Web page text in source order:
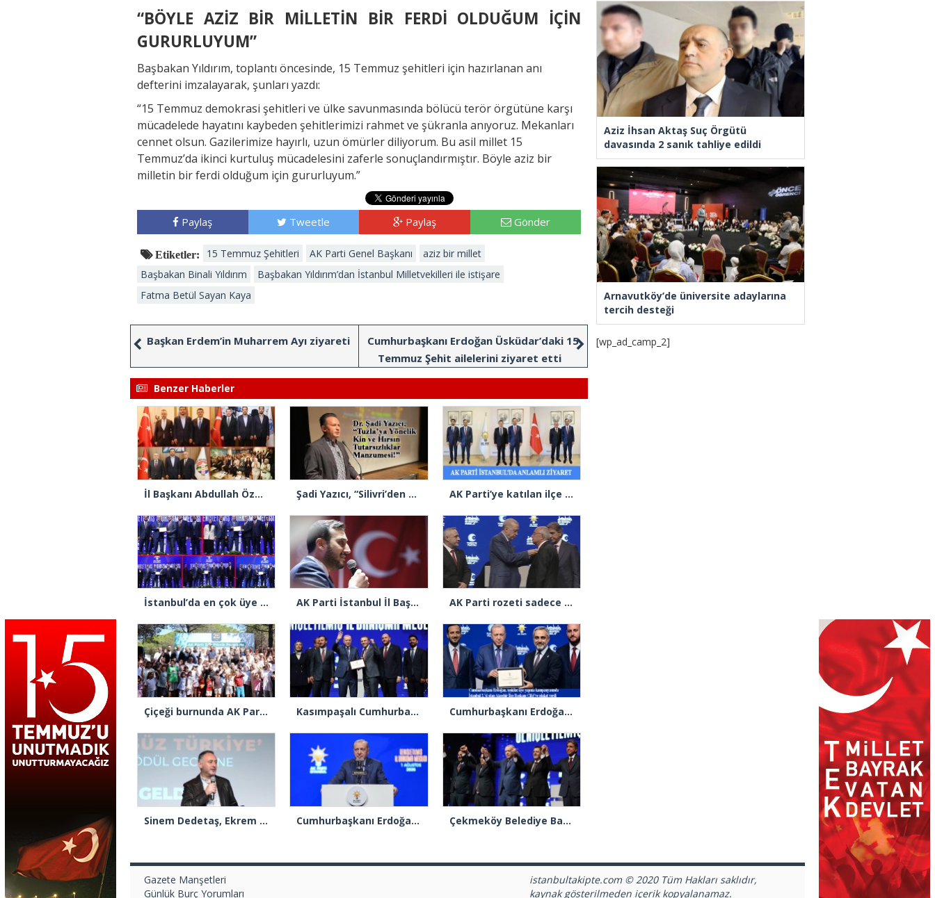
“BÖYLE AZİZ BİR MİLLETİN BİR FERDİ OLDUĞUM İÇİN
GURURLUYUM”
Başbakan Yıldırım, toplantı öncesinde, 15 Temmuz şehitleri için hazırlanan anı
defterini imzalayarak, şunları yazdı:
“15 Temmuz demokrasi şehitleri ve ülke savunmasında bölücü terör örgütüne karşı
mücadelede hayatını kaybeden şehitlerimizi rahmet ve şükranla anıyoruz. Mekanları
cennet olsun. Gazilerimize hayırlı, uzun ömürler diliyorum. Bu asil millet 15
Temmuz’da ikinci kurtuluş mücadelesini zaferle sonuçlandırmıştır. Böyle aziz bir
milletin bir ferdi olduğum için gururluyum.”
Paylaş Tweetle Paylaş Gönder
Etiketler: 15 Temmuz Şehitleri AK Parti Genel Başkanı
aziz bir millet
Başbakan Binali Yıldırım
Başbakan Yıldırım’dan İstanbul Milletvekilleri ile istişare
Fatma Betül Sayan Kaya
Başkan Erdem’in Muharrem Ayı ziyareti
Cumhurbaşkanı Erdoğan Üsküdar’daki 15
Temmuz Şehit ailelerini ziyaret etti
Benzer Haberler
İl Başkanı Abdullah Özdemir: “AK Parti’nin kapısı milletine hizmet etmek isteyen herkese açıktır” Şadi Yazıcı, “Silivri’den alınan talimatla hakkımda karalama kampanyası yürütülüyor” AK Parti’ye katılan ilçe belediye başkanlarından İl Başkanı Özdemir’e ziyaret
İstanbul’da en çok üye yapan ilçe başkanları beratlarını Cumhurbaşkanı Erdoğan’ın elinden aldı AK Parti İstanbul İl Başkanı Abdullah Özdemir’den Ertuğrul Özkök’e “Franco” tepkisi AK Parti rozeti sadece yakaya mı takıldı, yoksa gönüle takılmadı mı?
Çiçeği burnunda AK Parti’li Şile Belediye Başkan Vekili Sacit Terzi, teşkilatlarla piknikte buluştu Kasımpaşalı Cumhurbaşkanı Erdoğan’dan İstanbul üye birincisi Beyoğlu İlçe Başkanı Kasım Fırat’a plaket Cumhurbaşkanı Erdoğan 2.’cilik plaketi verdiği Burak Çifci’den Ataşehir seçimlerini kazanma sözünü aldı
Sinem Dedetaş, Ekrem İmamoğlu’nun kurbanı mı oldu? Cumhurbaşkanı Erdoğan: “Türkiye’nin açık ara birinci partisiyiz” Çekmeköy Belediye Başkanı Orhan Çerkez AK Parti’ye katıldı
Aziz İhsan Aktaş Suç Örgütü
davasında 2 sanık tahliye edildi
Arnavutköy’de üniversite adaylarına
tercih desteği
[wp_ad_camp_2]
Gazete Manşetleri
Günlük Burç Yorumları
istanbultakipte.com © 2020 Tüm Hakları saklıdır,
kaynak gösterilmeden içerik kopyalanamaz.